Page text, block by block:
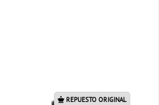
REPUESTO ORIGINAL